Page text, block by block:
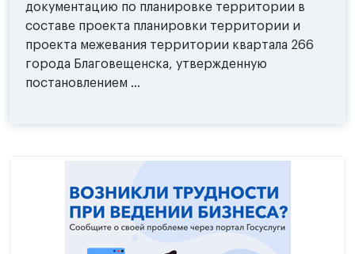
документацию по планировке территории в
составе проекта планировки территории и
проекта межевания территории квартала 266
города Благовещенска, утвержденную
постановлением ...